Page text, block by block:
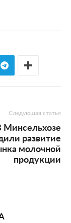
Следующая статья
Минсельхозе
развитие
молочной
продукции